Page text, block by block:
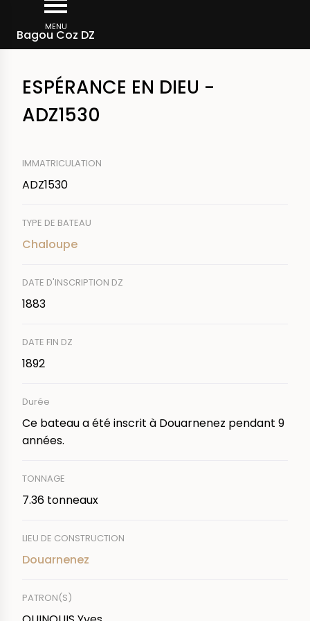
contenu
MENU
Bagou Coz DZ
d'Ariane
Rechercher un bateau
ESPÉRANCE EN DIEU -
ADZ1530
IMMATRICULATION
ADZ1530
TYPE DE BATEAU
Chaloupe
DATE D'INSCRIPTION DZ
1883
DATE FIN DZ
1892
Durée
Ce bateau a été inscrit à Douarnenez pendant 9
années.
TONNAGE
7.36 tonneaux
LIEU DE CONSTRUCTION
Douarnenez
PATRON(S)